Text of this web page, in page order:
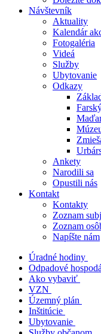
Návštevník
Aktuality
Kalendár
Fotogaléria
Videá
Služby
Ubytovanie
Odkazy
Ankety
Narodili sa
Opustili nás
Kontakt
Kontakty
Zoznam
Zoznam
Napíšte nám
Úradné hodiny
Odpadové
Ako vybaviť
VZN
Územný plán
Inštitúcie
Ubytovanie